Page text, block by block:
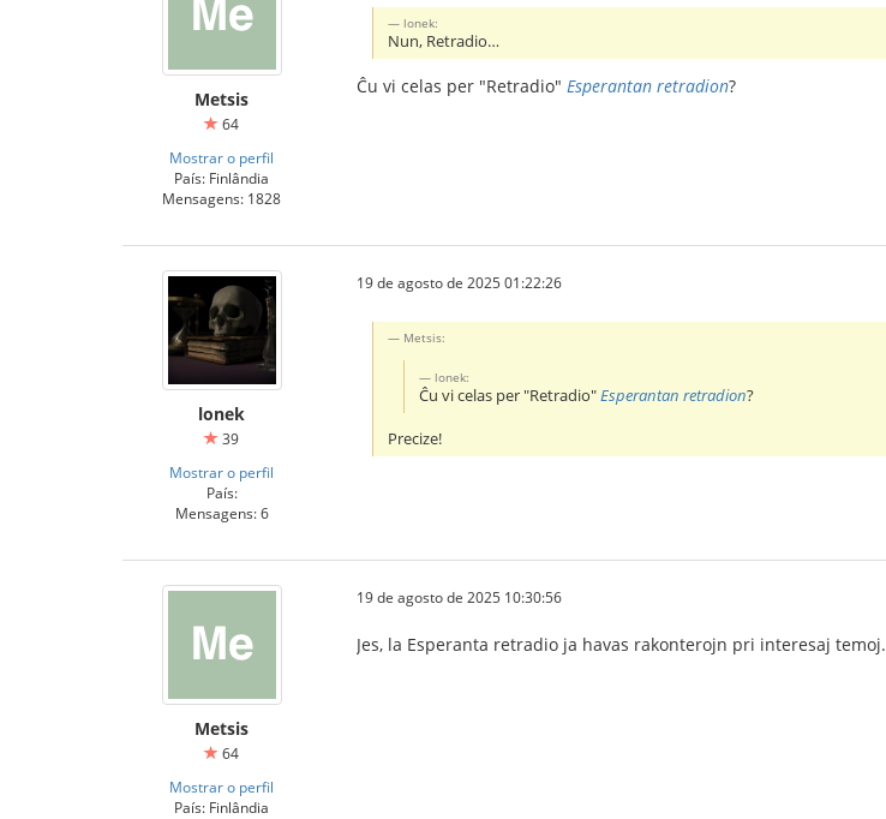
Metsis
64
Mostrar o perfil
País: Finlândia
Mensagens: 1828
lonek:
Nun, Retradio…
Ĉu vi celas per "Retradio" Esperantan retradion?
lonek
39
Mostrar o perfil
País:
Mensagens: 6
19 de agosto de 2025 01:22:26
Metsis:
lonek:
Ĉu vi celas per "Retradio"Esperantan retradion?
Precize!
Metsis
64
Mostrar o perfil
País: Finlândia
19 de agosto de 2025 10:30:56
Jes, la Esperanta retradio ja havas rakonterojn pri interesaj temoj.